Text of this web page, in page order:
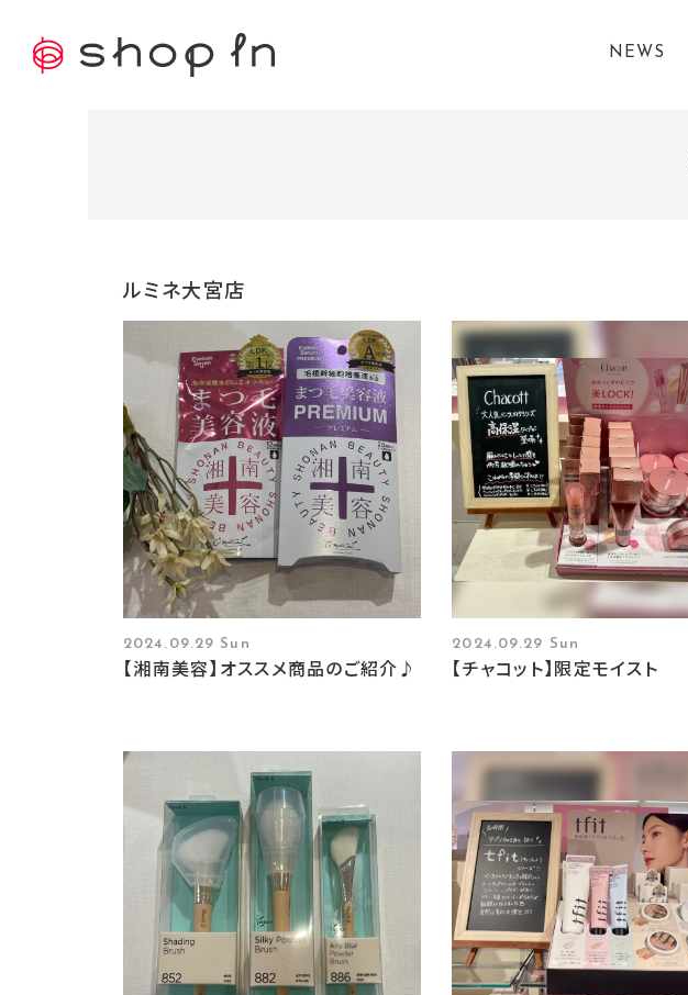
NEWS
ルミネ大宮店
2024.09.29 Sun
【湘南美容】オススメ商品のご紹介♪
2024.09.29 Sun
【チャコット】限定モイスト